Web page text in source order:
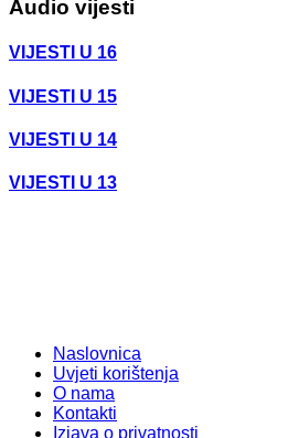
Audio vijesti
VIJESTI U 16
VIJESTI U 15
VIJESTI U 14
VIJESTI U 13
Naslovnica
Uvjeti korištenja
O nama
Kontakti
Izjava o privatnosti